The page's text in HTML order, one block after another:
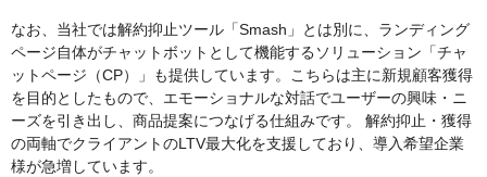
なお、当社では解約抑止ツール「Smash」とは別に、ランディング
ページ自体がチャットボットとして機能するソリューション「チャ
ットページ（CP）」も提供しています。こちらは主に新規顧客獲得
を目的としたもので、エモーショナルな対話でユーザーの興味・ニ
ーズを引き出し、商品提案につなげる仕組みです。 解約抑止・獲得
の両軸でクライアントのLTV最大化を支援しており、導入希望企業
様が急増しています。